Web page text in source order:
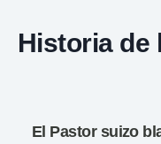
Historia de
El Pastor suizo